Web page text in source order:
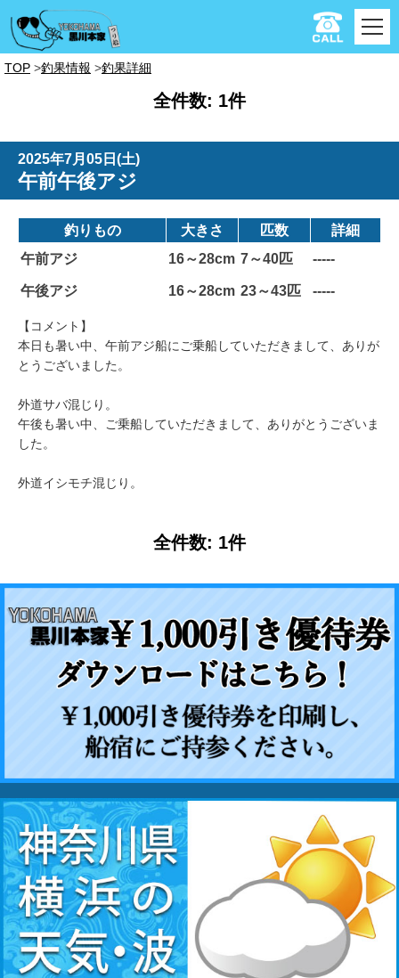
TOP 釣果情報 釣果詳細
全件数: 1件
2025年7月05日(土)
午前午後アジ
釣りもの 大きさ 匹数
詳細
午前アジ
16～28cm 7～40匹 -----
午後アジ 16～28cm 23～43匹 -----
【コメント】
本日も暑い中、午前アジ船にご乗船していただきまして、ありが
とうございました。
外道サバ混じり。
午後も暑い中、ご乗船していただきまして、ありがとうございま
した。
外道イシモチ混じり。
全件数: 1件